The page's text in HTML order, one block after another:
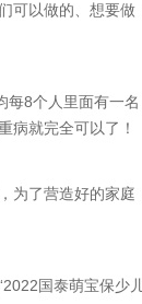
可以做的、想要做
每8个人里面有一名
病就完全可以了！
为了营造好的家庭
国泰萌宝保少